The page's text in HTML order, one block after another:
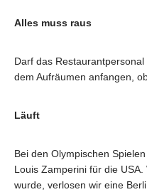
Alles muss raus
Darf das
dem Aufräumen anfangen,
Läuft
Bei den Olympischen
Louis Zamperini für die
wurde, verlosen wir eine